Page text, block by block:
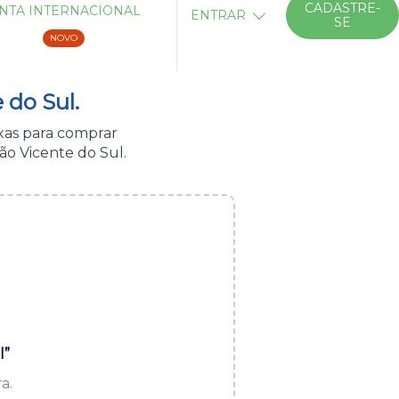
INTERNACIONAL
NOVO
ENTRAR
CADASTRE-
SE
do Sul.
para comprar
Vicente do Sul.